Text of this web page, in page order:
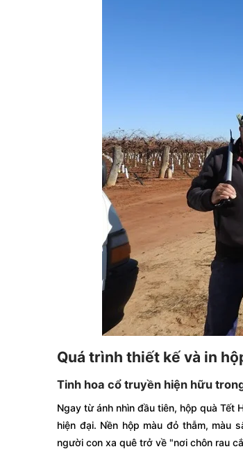
Quá trình thiết kế và in
Tinh hoa cổ truyền hiện hữu
Ngay từ ánh nhìn đầu tiên, hộp quà
hiện đại. Nền hộp màu đỏ thẫm, màu
người con xa quê trở về "nơi chôn rau